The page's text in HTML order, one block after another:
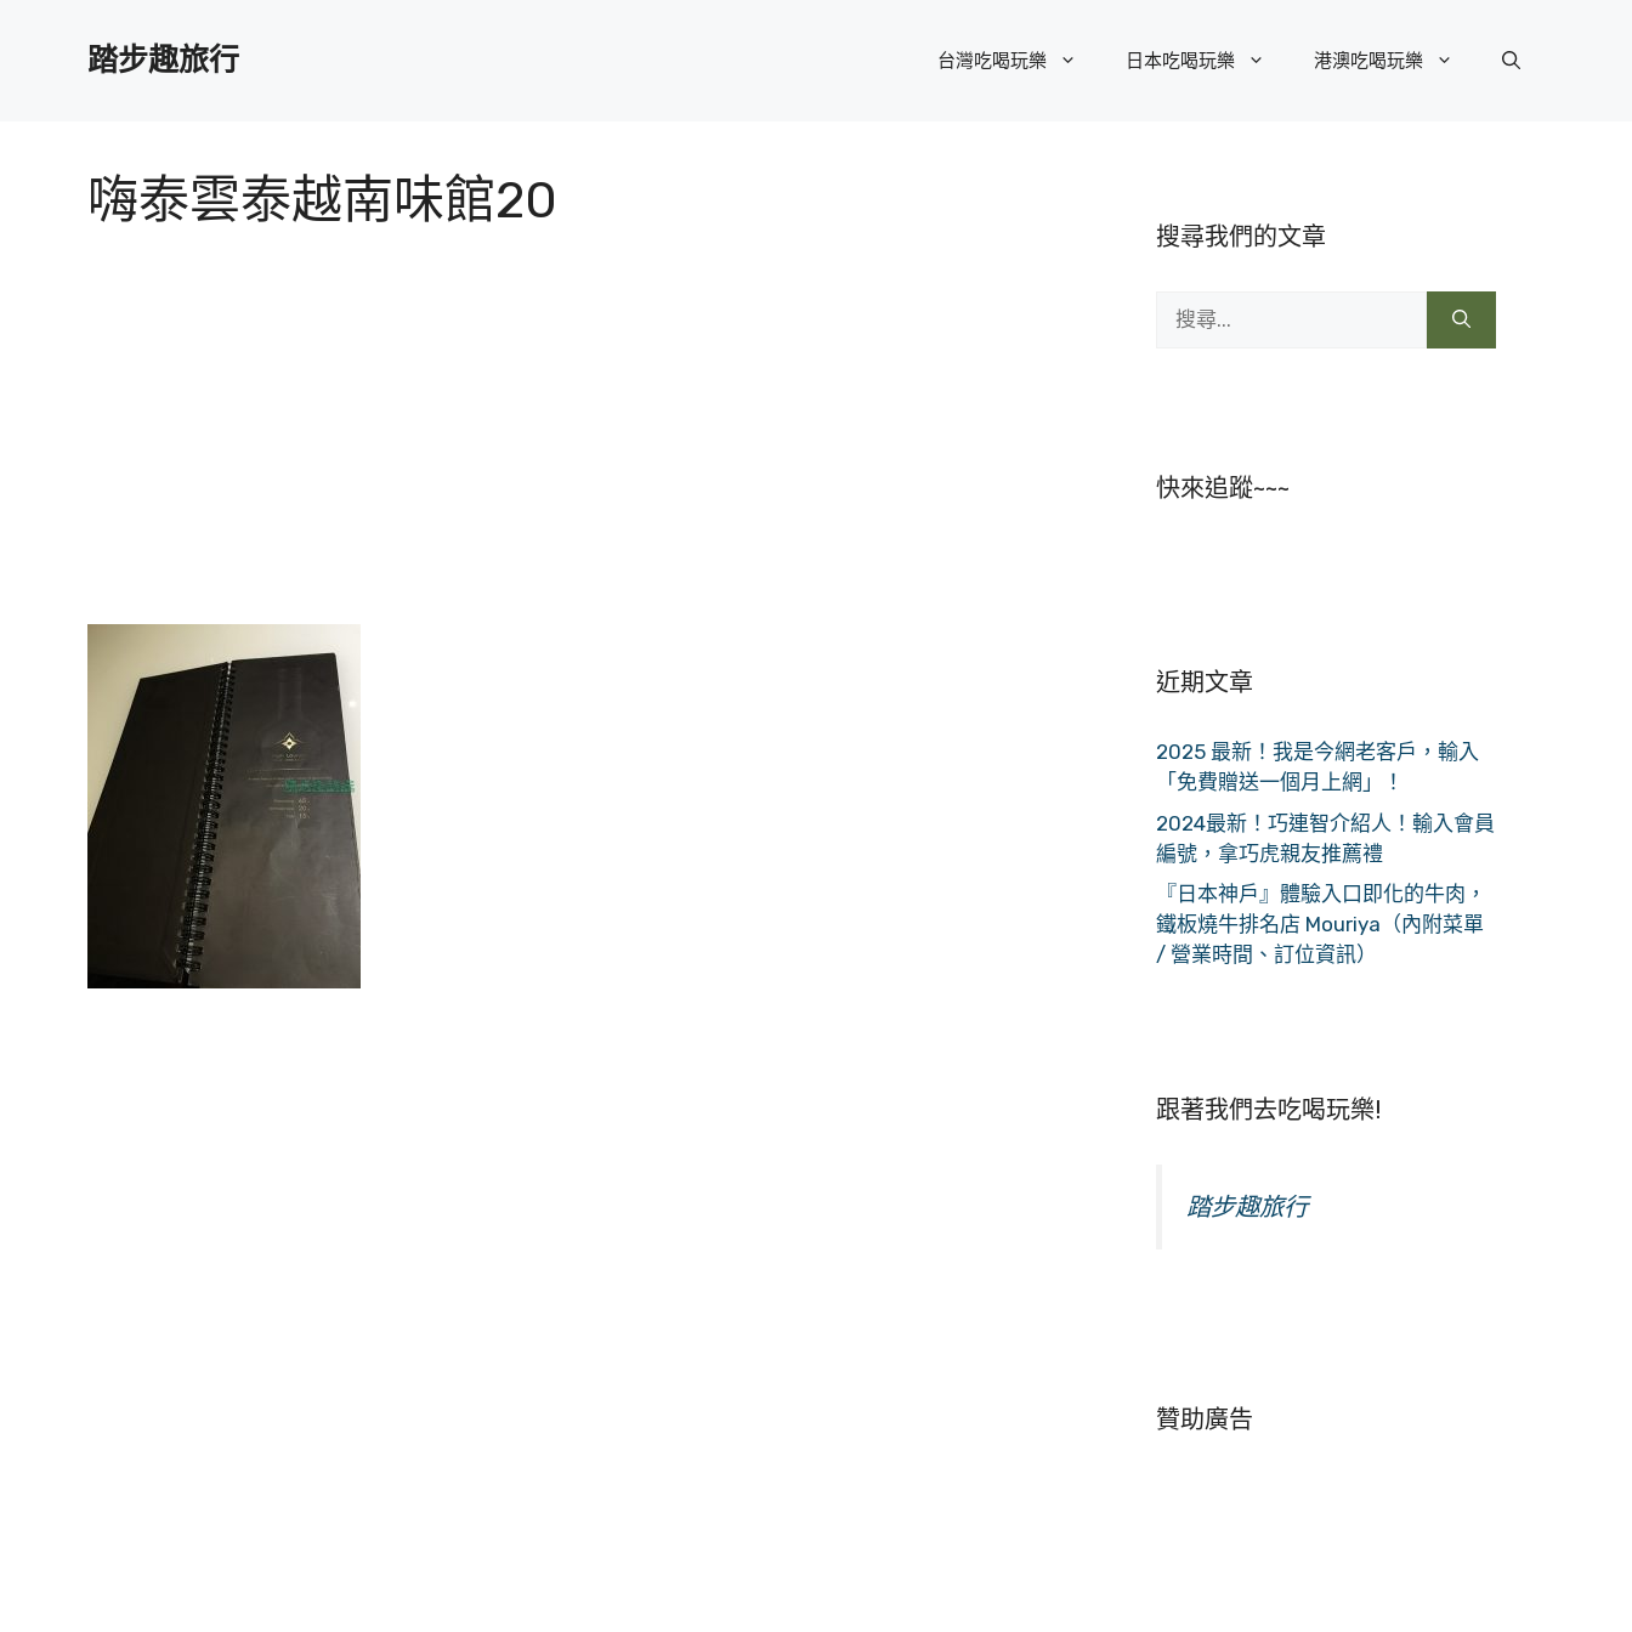
踏步趣旅行 台灣吃喝玩樂 日本吃喝玩樂 港澳吃喝玩樂
嗨泰雲泰越南味館20
搜尋我們的文章
尋:
快來追蹤~~~
近期文章
2025 最新！我是今網老客戶，輸入
「免費贈送一個月上網」！
2024最新！巧連智介紹人！輸入會員
編號，拿巧虎親友推薦禮
『日本神戶』體驗入口即化的牛肉，
鐵板燒牛排名店 Mouriya（內附菜單
/ 營業時間、訂位資訊）
跟著我們去吃喝玩樂!
踏步趣旅行
贊助廣告